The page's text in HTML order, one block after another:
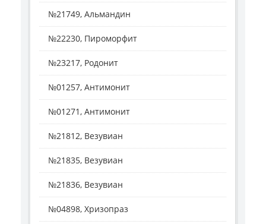
№21749, Альмандин
№22230, Пироморфит
№23217, Родонит
№01257, Антимонит
№01271, Антимонит
№21812, Везувиан
№21835, Везувиан
№21836, Везувиан
№04898, Хризопраз